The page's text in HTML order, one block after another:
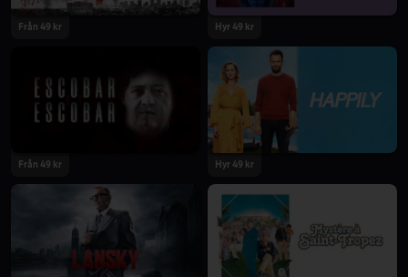
2021
Från 49 kr Hyr 49 kr
Från 49 kr
2021
Hyr 49 kr